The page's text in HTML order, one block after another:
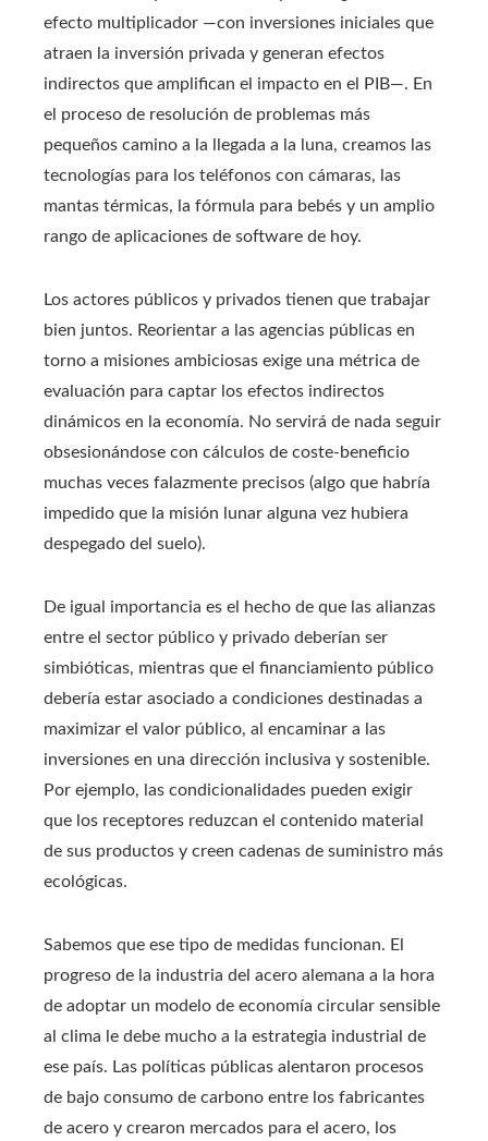
efecto multiplicador —con inversiones iniciales que
atraen la inversión privada y generan efectos
indirectos que amplifican el impacto en el PIB—. En
el proceso de resolución de problemas más
pequeños camino a la llegada a la luna, creamos las
tecnologías para los teléfonos con cámaras, las
mantas térmicas, la fórmula para bebés y un amplio
rango de aplicaciones de software de hoy.
Los actores públicos y privados tienen que trabajar
bien juntos. Reorientar a las agencias públicas en
torno a misiones ambiciosas exige una métrica de
evaluación para captar los efectos indirectos
dinámicos en la economía. No servirá de nada seguir
obsesionándose con cálculos de coste-beneficio
muchas veces falazmente precisos (algo que habría
impedido que la misión lunar alguna vez hubiera
despegado del suelo).
De igual importancia es el hecho de que las alianzas
entre el sector público y privado deberían ser
simbióticas, mientras que el financiamiento público
debería estar asociado a condiciones destinadas a
maximizar el valor público, al encaminar a las
inversiones en una dirección inclusiva y sostenible.
Por ejemplo, las condicionalidades pueden exigir
que los receptores reduzcan el contenido material
de sus productos y creen cadenas de suministro más
ecológicas.
Sabemos que ese tipo de medidas funcionan. El
progreso de la industria del acero alemana a la hora
de adoptar un modelo de economía circular sensible
al clima le debe mucho a la estrategia industrial de
ese país. Las políticas públicas alentaron procesos
de bajo consumo de carbono entre los fabricantes
de acero y crearon mercados para el acero, los